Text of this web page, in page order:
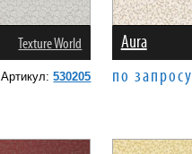
Texture World
Артикул:530205
Aura
по запросу